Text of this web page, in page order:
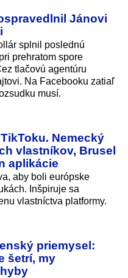
Jánovi
splnil poslednú
prehratom spore
tlačovú agentúru
Na Facebooku zatiaľ
musí.
Nemecký
vlastníkov, Brusel
aplikácie
aby boli európske
Inšpiruje sa
vlastníctva platformy.
priemysel:
šetrí, my